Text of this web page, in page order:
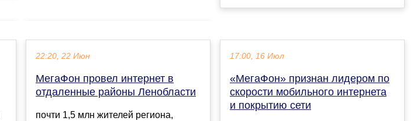
22:20, 22 Июн
МегаФон провел интернет в
отдаленные районы Ленобласти
почти 1,5 млн жителей региона,
17:00, 16 Июл
«МегаФон» признан лидером по
скорости мобильного интернета
и покрытию сети